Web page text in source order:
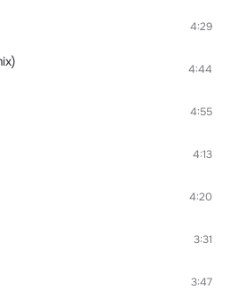
4:29
4:44
4:55
4:13
4:20
3:31
3:47